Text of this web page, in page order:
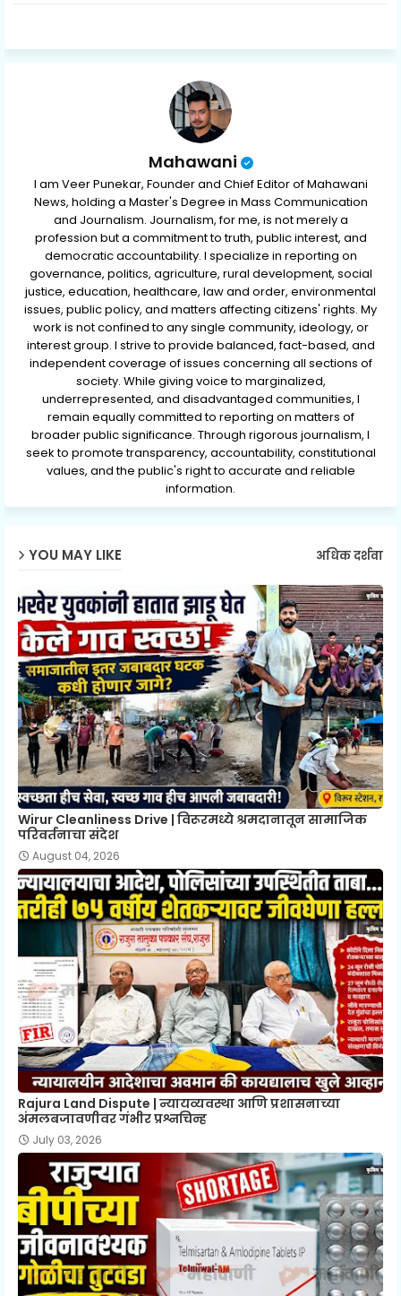
ap
Mahawani
I am Veer Punekar, Founder and Chief Editor of Mahawani
News, holding a Master's Degree in Mass Communication
and Journalism. Journalism, for me, is not merely a
profession but a commitment to truth, public interest, and
democratic accountability. I specialize in reporting on
governance, politics, agriculture, rural development, social
justice, education, healthcare, law and order, environmental
issues, public policy, and matters affecting citizens' rights. My
work is not confined to any single community, ideology, or
interest group. I strive to provide balanced, fact-based, and
independent coverage of issues concerning all sections of
society. While giving voice to marginalized,
underrepresented, and disadvantaged communities, I
remain equally committed to reporting on matters of
broader public significance. Through rigorous journalism, I
seek to promote transparency, accountability, constitutional
values, and the public's right to accurate and reliable
information.
YOU MAY LIKE अधिक दर्शवा
Wirur Cleanliness Drive | विरूरमध्ये श्रमदानातून सामाजिक
परिवर्तनाचा संदेश
August 04, 2026
Rajura Land Dispute | न्यायव्यवस्था आणि प्रशासनाच्या
अंमलबजावणीवर गंभीर प्रश्नचिन्ह
July 03, 2026